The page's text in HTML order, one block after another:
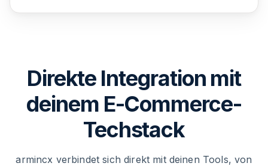
Direkte Integration mit
deinem E-Commerce-
Techstack
armincx verbindet sich direkt mit deinen Tools, von